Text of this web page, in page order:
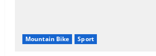
Mountain Bike Sport